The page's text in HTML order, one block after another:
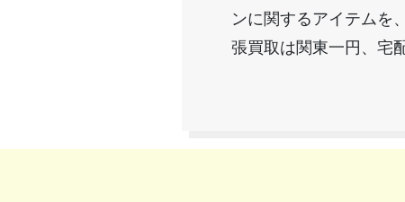
ンに関するアイテムを
張買取は関東一円、宅